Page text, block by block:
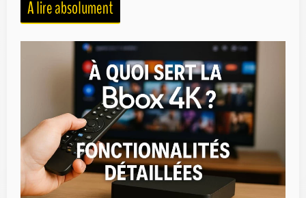
À lire absolument